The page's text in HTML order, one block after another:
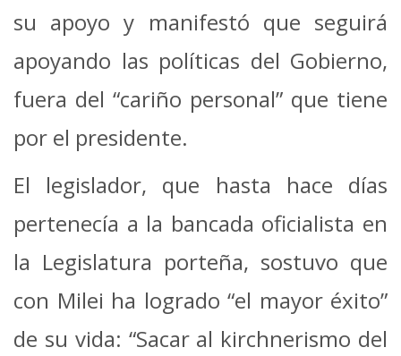
su apoyo y manifestó que seguirá
apoyando las políticas del Gobierno,
fuera del “cariño personal” que tiene
por el presidente.
El legislador, que hasta hace días
pertenecía a la bancada oficialista en
la Legislatura porteña, sostuvo que
con Milei ha logrado “el mayor éxito”
de su vida: “Sacar al kirchnerismo del